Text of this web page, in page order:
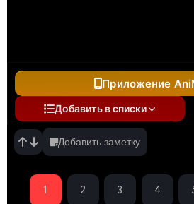
Приложение
Добавить в списки
Добавить заметку
1 2 3 4